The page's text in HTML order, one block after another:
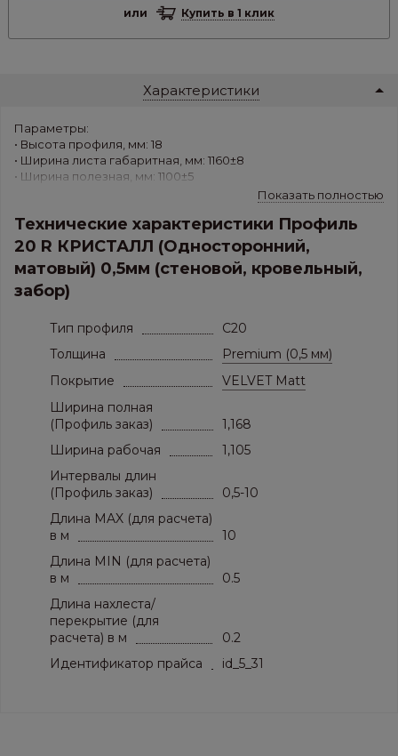
или Купить в 1 клик
Характеристики
Параметры:
• Высота профиля, мм: 18
• Ширина листа габаритная, мм: 1160±8
• Ширина полезная, мм: 1100±5
• Материал: Холоднокатанная горячеоцинкованная сталь с
матовым покрытием KRISTAL Matt - Кристал
Применение: стены, потолки, перегородки, заборы,
скатные кровли
Показать полностью
Технические характеристики Профиль
20 R КРИСТАЛЛ (Односторонний,
матовый) 0,5мм (стеновой, кровельный,
забор)
Тип профиля
C20
Толщина
Premium (0,5 мм)
Покрытие
VELVET Matt
Ширина полная
(Профиль заказ)
1,168
Ширина рабочая
1,105
Интервалы длин
(Профиль заказ)
0,5-10
Длина MAX (для расчета)
в м
10
Длина MIN (для расчета)
в м
0.5
Длина нахлеста/
перекрытие (для
расчета) в м
0.2
Идентификатор прайса
id_5_31